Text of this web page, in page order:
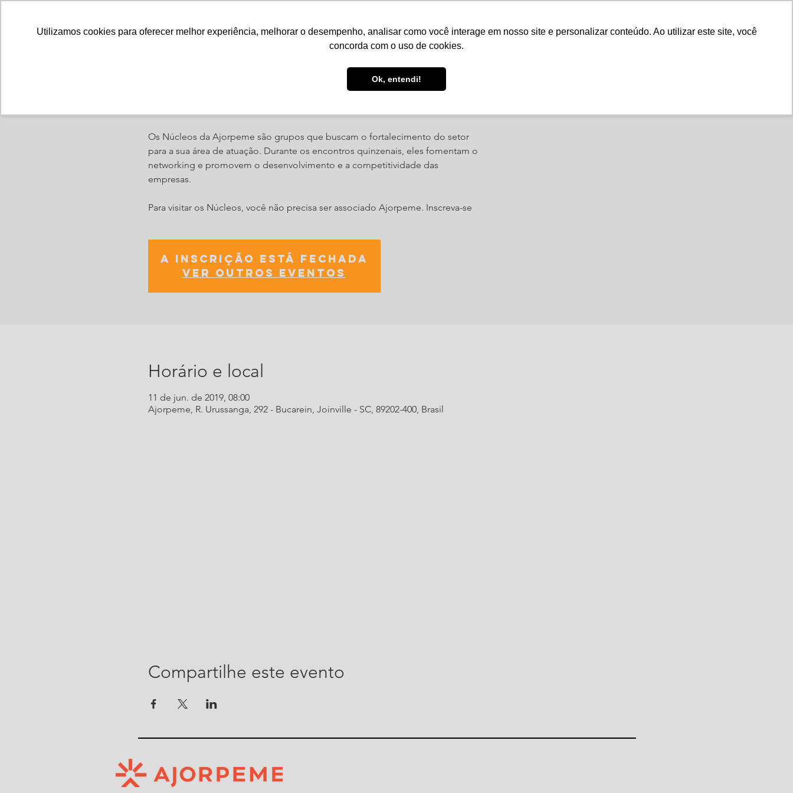
Utilizamos cookies para oferecer melhor experiência, melhorar o desempenho, analisar como você interage em nosso site e personalizar conteúdo. Ao utilizar este site, você
concorda com o uso de cookies.
Ok, entendi!
Serviços Notícias Agenda
Os Núcleos da Ajorpeme são grupos que buscam o fortalecimento do setor
para a sua área de atuação. Durante os encontros quinzenais, eles fomentam o
networking e promovem o desenvolvimento e a competitividade das
empresas.
Para visitar os Núcleos, você não precisa ser associado Ajorpeme. Inscreva-se
A inscrição está fechada
Ver outros eventos
Horário e local
11 de jun. de 2019, 08:00
Ajorpeme, R. Urussanga, 292 - Bucarein, Joinville - SC, 89202-400, Brasil
Compartilhe este evento